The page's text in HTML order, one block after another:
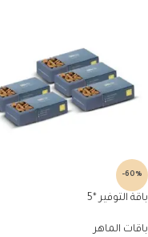
-60%
باقة التوفير *5
باقات الماهر